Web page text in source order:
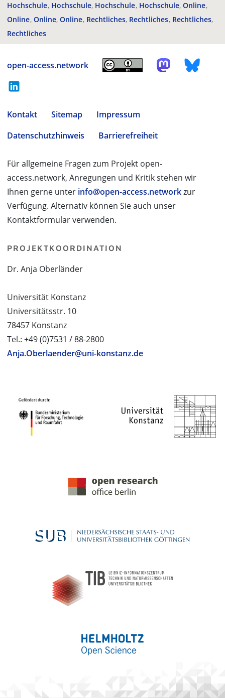
Hochschule Hochschule Hochschule Hochschule Online
Online Online Online Rechtliches Rechtliches Rechtliches
Rechtliches
open-access.network
Kontakt Sitemap
Impressum
Datenschutzhinweis
Barrierefreiheit
Für allgemeine Fragen zum Projekt open-
access.network, Anregungen und Kritik stehen wir
Ihnen gerne unter info@open-access.networkzur
Verfügung. Alternativ können Sie auch unser
Kontaktformular verwenden.
PROJEKTKOORDINATION
Dr. Anja Oberländer
Universität Konstanz
Universitätsstr. 10
78457 Konstanz
Tel.: +49 (0)7531 / 88-2800
Anja.Oberlaender@uni-konstanz.de